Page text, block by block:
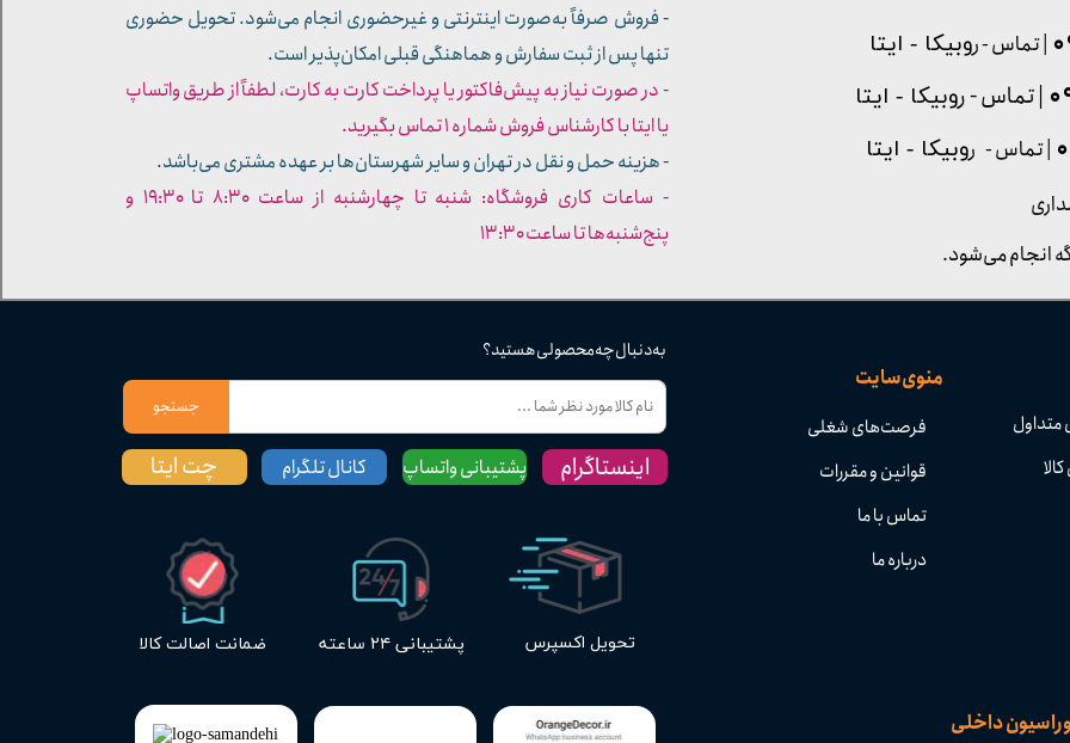
داخلی
تحویل اکسپرس پشتیبانی ۲۴ ساعته ضمانت اصالت کالا
منوی سایت
فرصت‌های شغلی
قوانین و مقررات
تماس با ما
درباره ما
به دنبال چه محصولی هستید؟
جستجو
پشتیبانی واتساپ چت ایتا کانال تلگرام اینستاگرام
| تماس - روبیکا - ایتا
- فروش صرفاً به‌صورت اینترنتی و غیرحضوری انجام می‌شود. تحویل حضوری
تنها پس از ثبت سفارش و هماهنگی قبلی امکان‌پذیر است.
- در صورت نیاز به پیش‌فاکتور یا پرداخت کارت به کارت، لطفاً از طریق واتساپ
یا ایتا با کارشناس فروش شماره ۱ تماس بگیرید.
- هزینه حمل و نقل در تهران و سایر شهرستان‌ها بر عهده مشتری می‌باشد.
- ساعات کاری فروشگاه: شنبه تا چهارشنبه از ساعت ۸:۳۰ تا ۱۹:۳۰ و
پنج‌شنبه‌ها تا ساعت ۱۳:۳۰​​​​​​​
| تماس - روبیکا - ایتا
| تماس - روبیکا - ایتا
انجام می‌شود.